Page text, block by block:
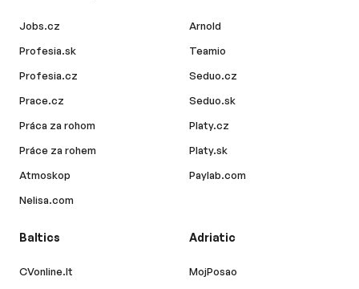
Jobs.cz
Profesia.sk
Profesia.cz
Prace.cz
Práca za rohom
Práce za rohem
Atmoskop
Nelisa.com
Arnold
Teamio
Seduo.cz
Seduo.sk
Platy.cz
Platy.sk
Paylab.com
Baltics
CVonline.lt
Adriatic
MojPosao